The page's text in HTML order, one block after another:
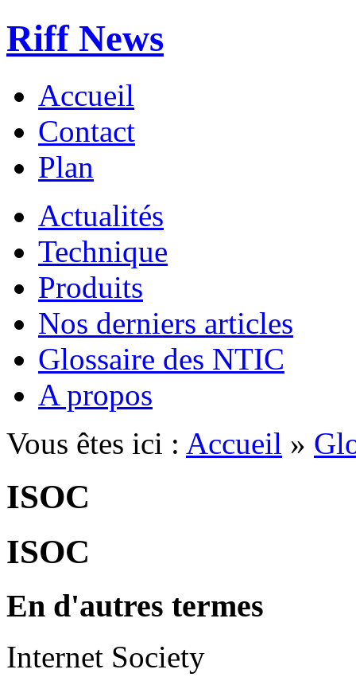
Riff News
Accueil
Contact
Plan
Actualités
Technique
Produits
Nos derniers articles
Glossaire des NTIC
A propos
Vous êtes ici : Accueil »
ISOC
ISOC
En d'autres termes
Internet Society